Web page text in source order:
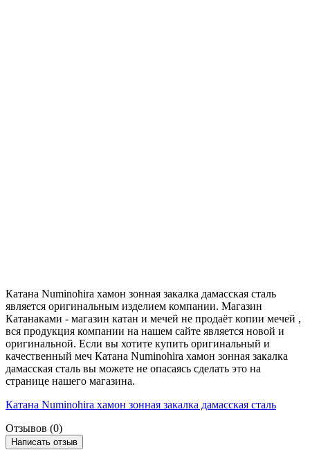
Катана Numinohira хамон зонная закалка дамасская сталь
является оригинальным изделием компании. Магазин
Катанаками - магазин катан и мечей не продаёт копии мечей ,
вся продукция компании на нашем сайте является новой и
оригинальной. Если вы хотите купить оригинальный и
качественный меч Катана Numinohira хамон зонная закалка
дамасская сталь вы можете не опасаясь сделать это на
странице нашего магазина.
Катана Numinohira хамон зонная закалка дамасская сталь
Отзывов (0)
Написать отзыв